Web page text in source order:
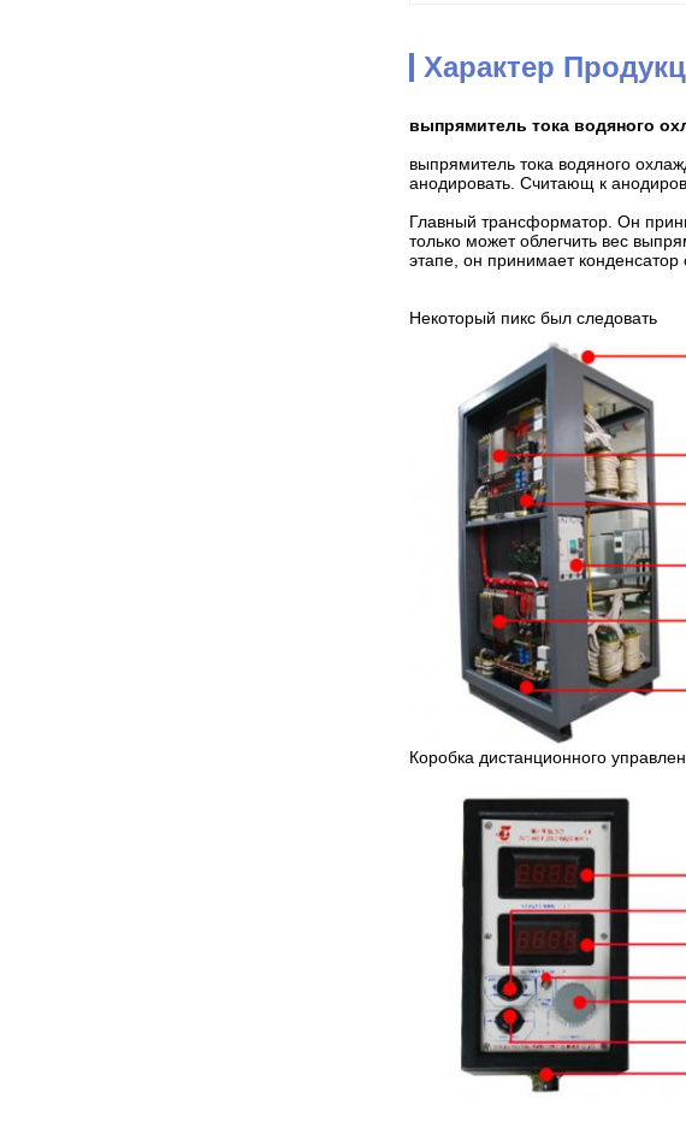
Характер
выпрямитель тока водяного
выпрямитель тока водяного
анодировать. Считающ к
Главный трансформатор. Он
только может облегчить вес
этапе, он принимает конденсатор
Некоторый пикс был следовать
Коробка дистанционного